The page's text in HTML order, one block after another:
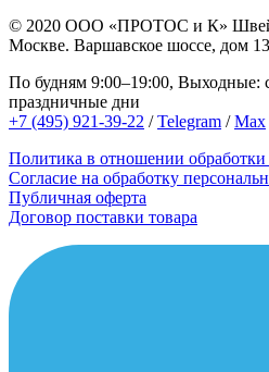
© 2020 ООО «ПРОТОС и К»
Москве. Варшавское шоссе, дом
По будням 9:00–19:00, Выходные:
праздничные дни
+7 (495) 921-39-22 /Telegram /Max
Политика в отношении
Согласие на обработку
Публичная оферта
Договор поставки товара